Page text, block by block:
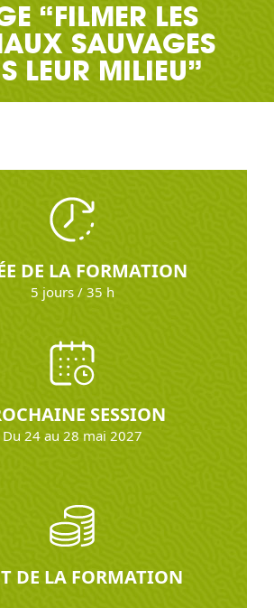
“FILMER LES
SAUVAGES
LEUR MILIEU”
DE LA FORMATION
5 jours / 35 h
SESSION
Du 24 au 28 mai 2027
DE LA FORMATION